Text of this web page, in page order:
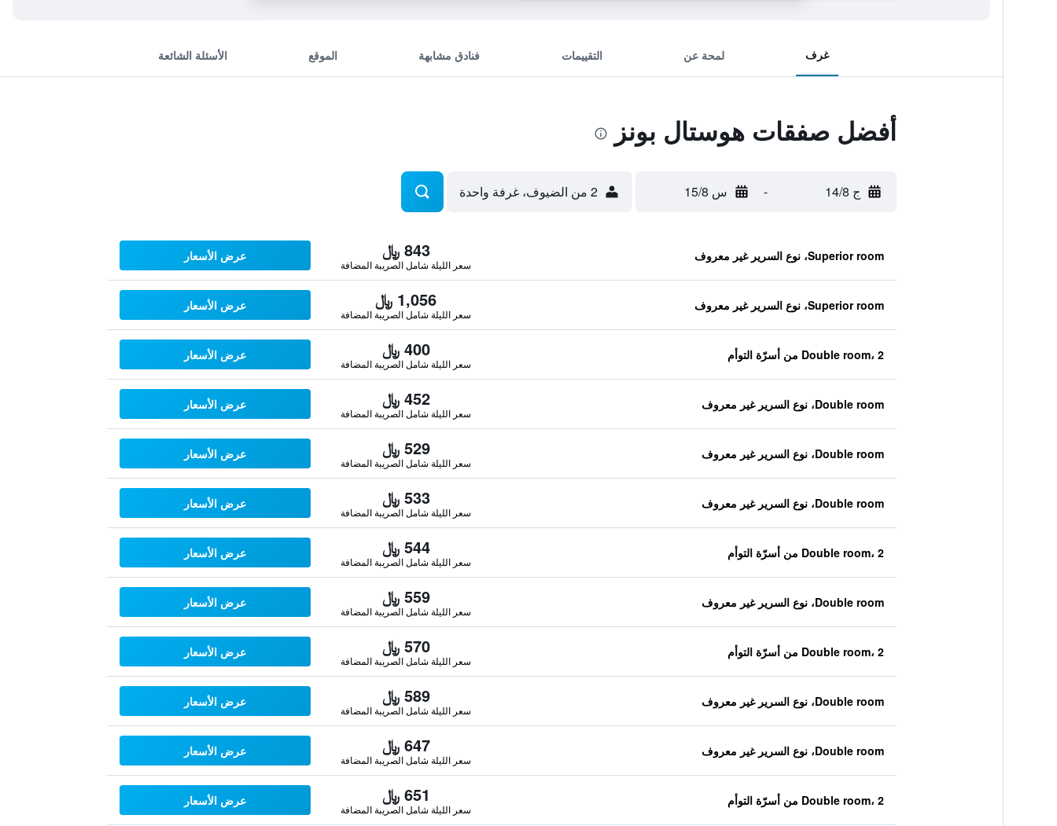
غرف لمحة عن التقييمات فنادق مشابهة الموقع الأسئلة الشائعة
أفضل صفقات هوستال بونز
ج 14/8 - س 15/8 2 من الضيوف، غرفة واحدة
Superior room، نوع السرير غير معروف 843 ﷼
سعر الليلة شامل الصريبة المضافة
عرض الأسعار
Superior room، نوع السرير غير معروف 1,056 ﷼
سعر الليلة شامل الصريبة المضافة
عرض الأسعار
Double room، 2 من أسرّة التوأم 400 ﷼
سعر الليلة شامل الصريبة المضافة
عرض الأسعار
Double room، نوع السرير غير معروف 452 ﷼
سعر الليلة شامل الصريبة المضافة
عرض الأسعار
Double room، نوع السرير غير معروف 529 ﷼
سعر الليلة شامل الصريبة المضافة
عرض الأسعار
Double room، نوع السرير غير معروف 533 ﷼
سعر الليلة شامل الصريبة المضافة
عرض الأسعار
Double room، 2 من أسرّة التوأم 544 ﷼
سعر الليلة شامل الصريبة المضافة
عرض الأسعار
Double room، نوع السرير غير معروف 559 ﷼
سعر الليلة شامل الصريبة المضافة
عرض الأسعار
Double room، 2 من أسرّة التوأم 570 ﷼
سعر الليلة شامل الصريبة المضافة
عرض الأسعار
Double room، نوع السرير غير معروف 589 ﷼
سعر الليلة شامل الصريبة المضافة
عرض الأسعار
Double room، نوع السرير غير معروف 647 ﷼
سعر الليلة شامل الصريبة المضافة
عرض الأسعار
Double room، 2 من أسرّة التوأم 651 ﷼
سعر الليلة شامل الصريبة المضافة
عرض الأسعار